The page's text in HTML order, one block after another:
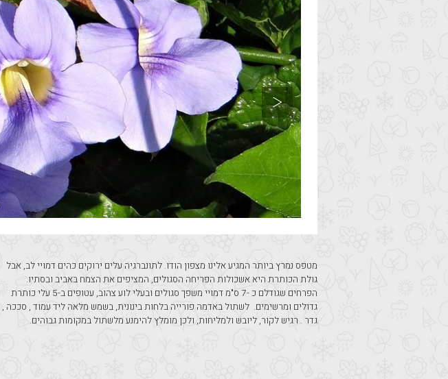
הפרחים שגודלם כ -7 ס"מ דמויי משפך סגולים ובעלי לוע צהוב, עטופים ב-5 עלי כותרת
גדר . רגיש לקור, ליובש ולמליחות, ולכן מומלץ להימנע מלשתול במקומות גבוהים.